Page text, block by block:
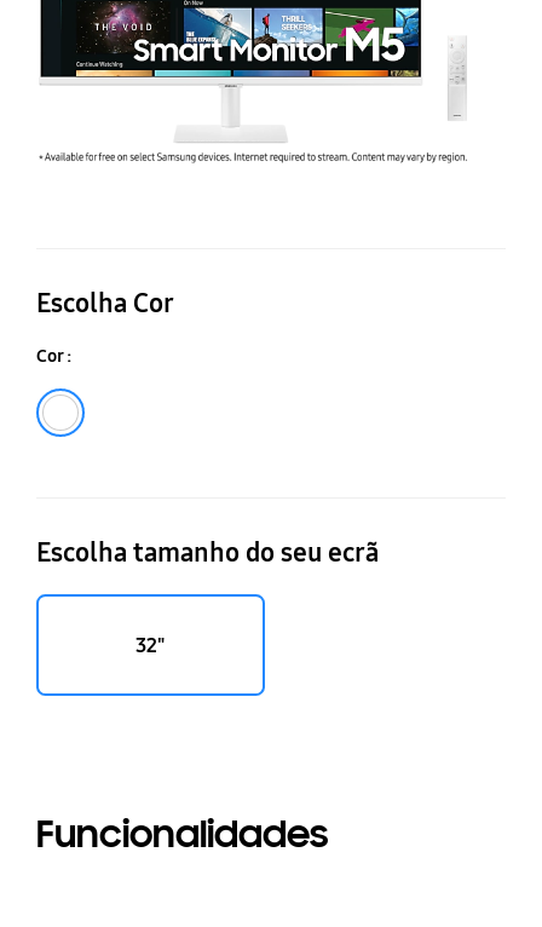
Escolha Cor
Cor :
Escolha tamanho do seu ecrã
32"
Funcionalidades